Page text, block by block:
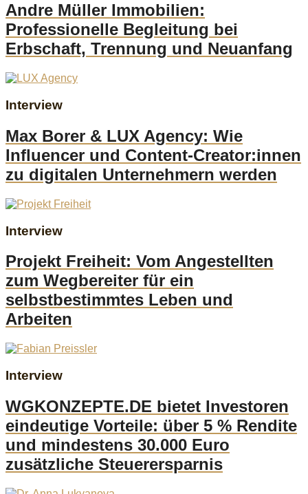
Andre Müller Immobilien:
Professionelle Begleitung bei
Erbschaft, Trennung und Neuanfang
Interview
Max Borer & LUX Agency: Wie
Influencer und Content-Creator:innen
zu digitalen Unternehmern werden
Interview
Projekt Freiheit: Vom Angestellten
zum Wegbereiter für ein
selbstbestimmtes Leben und
Arbeiten
Interview
WGKONZEPTE.DE bietet Investoren
eindeutige Vorteile: über 5 % Rendite
und mindestens 30.000 Euro
zusätzliche Steuerersparnis